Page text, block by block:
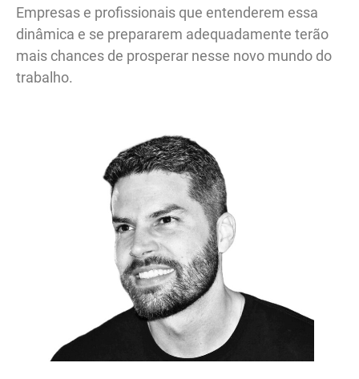
Empresas e profissionais que entenderem essa
dinâmica e se prepararem adequadamente terão
mais chances de prosperar nesse novo mundo do
trabalho.